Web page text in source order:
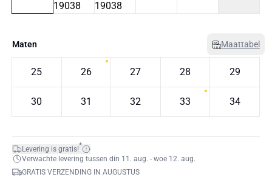
Maten Maattabel
25 26 27 28 29
30 31 32 33 34
Levering is gratis!*
Verwachte levering tussen din 11. aug. - woe 12. aug.
GRATIS VERZENDING IN AUGUSTUS